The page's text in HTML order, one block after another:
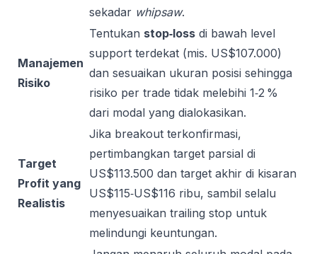
sekadar whipsaw.
Manajemen
Risiko
Tentukan stop‑loss di bawah level
support terdekat (mis. US$107.000)
dan sesuaikan ukuran posisi sehingga
risiko per trade tidak melebihi 1‑2 %
dari modal yang dialokasikan.
Target
Profit yang
Realistis
Jika breakout terkonfirmasi,
pertimbangkan target parsial di
US$113.500 dan target akhir di kisaran
US$115‑US$116 ribu, sambil selalu
menyesuaikan trailing stop untuk
melindungi keuntungan.